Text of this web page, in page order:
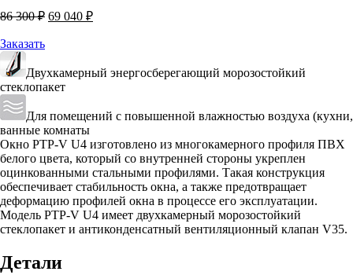
86 300₽ Первоначальная
300 ₽.
69 040 ₽Текущая
Заказать
Двухкамерный энергосберегающий морозостойкий
стеклопакет
Для помещений с повышенной влажностью воздуха (кухни,
ванные комнаты
Окно PTP-V U4 изготовлено из многокамерного профиля ПВХ
белого цвета, который со внутренней стороны укреплен
оцинкованными стальными профилями. Такая конструкция
обеспечивает стабильность окна, а также предотвращает
деформацию профилей окна в процессе его эксплуатации.
Модель PTP-V U4 имеет двухкамерный морозостойкий
стеклопакет и антиконденсатный вентиляционный клапан V35.
Детали